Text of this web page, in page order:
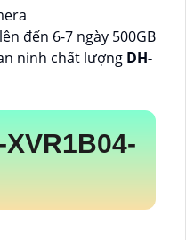
đến 6-7 ngày 500GB
ninh chất lượng DH-
XVR1B04-